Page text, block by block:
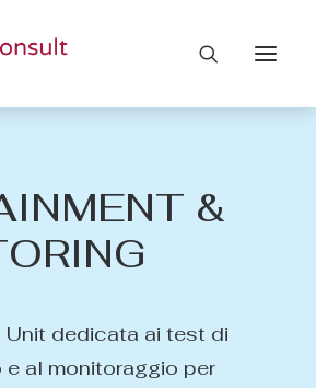
&
Unit dedicata ai test di
al monitoraggio per